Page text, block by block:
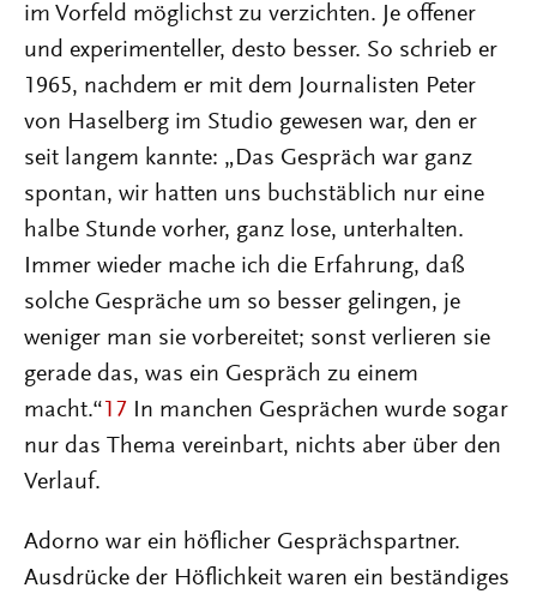
im Vorfeld möglichst zu verzichten. Je offener
und experimenteller, desto besser. So schrieb er
1965, nachdem er mit dem Journalisten Peter
von Haselberg im Studio gewesen war, den er
seit langem kannte: „Das Gespräch war ganz
spontan, wir hatten uns buchstäblich nur eine
halbe Stunde vorher, ganz lose, unterhalten.
Immer wieder mache ich die Erfahrung, daß
solche Gespräche um so besser gelingen, je
weniger man sie vorbereitet; sonst verlieren sie
gerade das, was ein Gespräch zu einem
macht.“17 In manchen Gesprächen wurde sogar
nur das Thema vereinbart, nichts aber über den
Verlauf.
Adorno war ein höflicher Gesprächspartner.
Ausdrücke der Höflichkeit waren ein beständiges